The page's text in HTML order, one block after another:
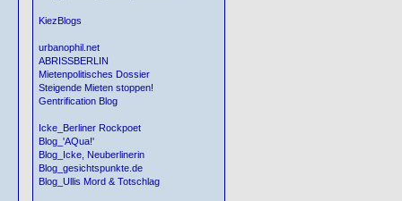
KiezBlogs
urbanophil.net
ABRISSBERLIN
Mietenpolitisches Dossier
Steigende Mieten stoppen!
Gentrification Blog
Icke_Berliner Rockpoet
Blog_'AQua!'
Blog_Icke, Neuberlinerin
Blog_gesichtspunkte.de
Blog_Ullis Mord & Totschlag